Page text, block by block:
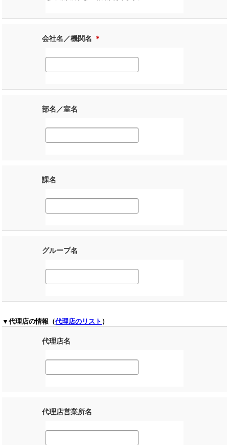
会社名／機関名 ＊
部名／室名
課名
グループ名
▼代理店の情報（代理店のリスト ）
代理店名
代理店営業所名